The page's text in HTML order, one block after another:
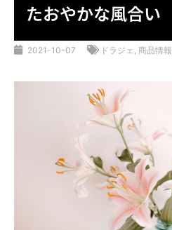
たおやかな風合い
2021-10-07 ドラジェ , 商品情報